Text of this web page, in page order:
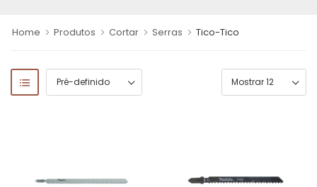
Home Produtos Cortar Serras Tico-Tico